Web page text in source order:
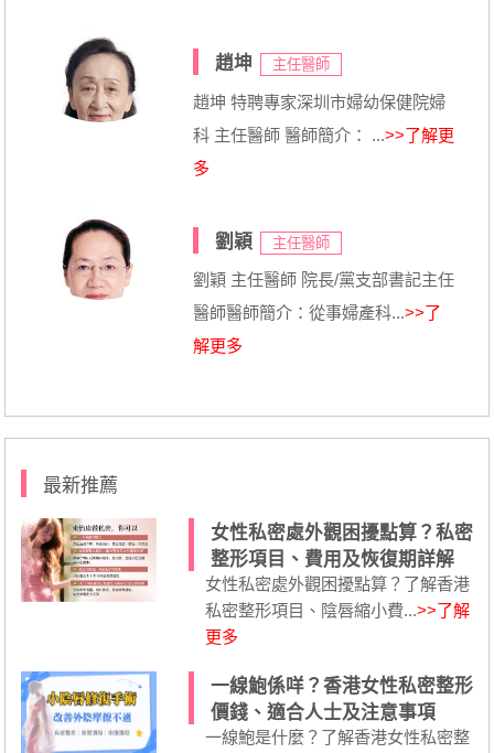
趙坤 主任醫師
趙坤 特聘專家深圳市婦幼保健院婦
科 主任醫師 醫師簡介： ...>>了解更
多
劉穎 主任醫師
劉穎 主任醫師 院長/黨支部書記主任
醫師醫師簡介：從事婦產科...>>了
解更多
最新推薦
女性私密處外觀困擾點算？私密
整形項目、費用及恢復期詳解
女性私密處外觀困擾點算？了解香港
私密整形項目、陰唇縮小費...>>了解
更多
一線鮑係咩？香港女性私密整形
價錢、適合人士及注意事項
一線鮑是什麼？了解香港女性私密整